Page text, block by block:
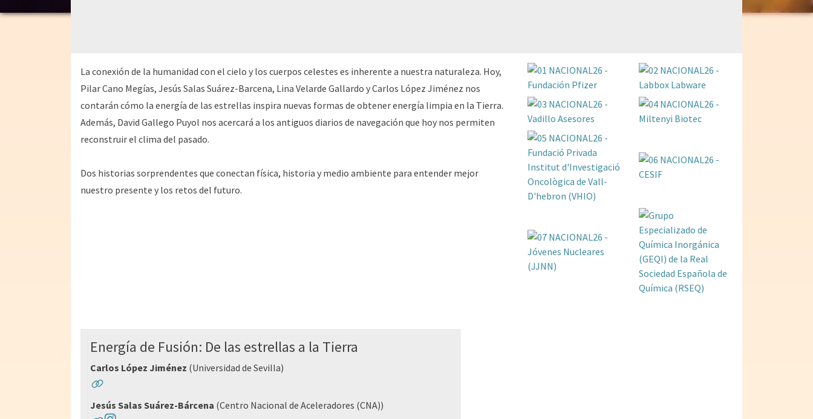
La conexión de la humanidad con el cielo y los cuerpos celestes es inherente a nuestra naturaleza. Hoy,
Pilar Cano Megías, Jesús Salas Suárez-Barcena, Lina Velarde Gallardo y Carlos López Jiménez nos
contarán cómo la energía de las estrellas inspira nuevas formas de obtener energía limpia en la Tierra.
Además, David Gallego Puyol nos acercará a los antiguos diarios de navegación que hoy nos permiten
reconstruir el clima del pasado.
Dos historias sorprendentes que conectan física, historia y medio ambiente para entender mejor
nuestro presente y los retos del futuro.
Energía de Fusión: De las estrellas a la Tierra
Carlos López Jiménez (Universidad de Sevilla)
Jesús Salas Suárez-Bárcena (Centro Nacional de Aceleradores (CNA))